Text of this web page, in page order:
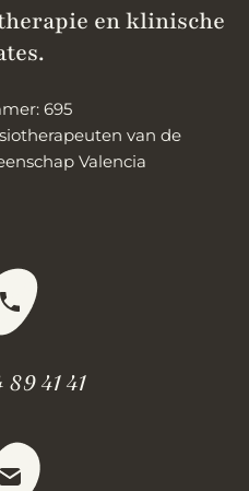
en klinische
695
van de
Valencia
41 41